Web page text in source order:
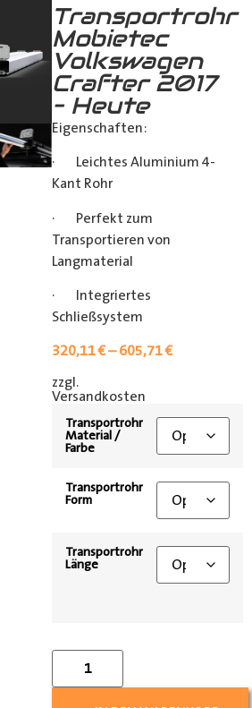
Transportrohr
Mobietec
Volkswagen
Crafter 2017
– Heute
Eigenschaften:
· Leichtes Aluminium 4-
Kant Rohr
· Perfekt zum
Transportieren von
Langmaterial
· Integriertes
Schließsystem
320,11€–605,71€
zzgl.
Versandkosten
Transportrohr
Material /
Farbe
Transportrohr
Form
Transportrohr
Länge